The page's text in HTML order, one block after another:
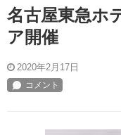
名古屋東急ホ
ア開催
2020年2月17日